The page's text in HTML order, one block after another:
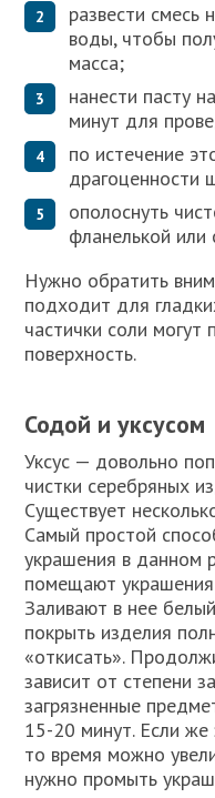
развести смесь
воды, чтобы
масса;
нанести пасту
минут для
по истечение
драгоценности
ополоснуть
фланелькой
Нужно обратить
подходит для
частички соли могут
поверхность.
Содой и уксусом
Уксус — довольно
чистки серебряных
Существует
Самый простой
украшения в данном
помещают украшения
Заливают в нее
покрыть изделия
«откисать».
зависит от степени
загрязненные
15-20 минут. Если же
то время можно
нужно промыть